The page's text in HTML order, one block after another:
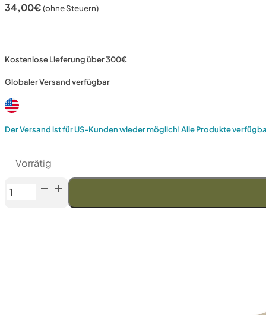
34,00€(ohne Steuern)
Kostenlose Lieferung über 300€
Globaler Versand verfügbar
Der Versand ist für US-Kunden wieder möglich! Alle Produkte
Vorrätig
Venev